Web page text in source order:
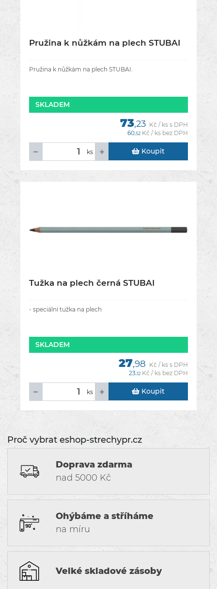
Proč vybrat eshop-strechypr.cz
Doprava zdarma
nad 5000 Kč
Ohýbáme a stříháme
na míru
Velké skladové zásoby
Pružina k nůžkám na plech STUBAI
Pružina k nůžkám na plech STUBAI.
SKLADEM
73,23 Kč / ks s DPH
60,52 Kč / ks bez DPH
ks Koupit
Tužka na plech černá STUBAI
- speciální tužka na plech
SKLADEM
27,98 Kč / ks s DPH
23,12 Kč / ks bez DPH
ks Koupit